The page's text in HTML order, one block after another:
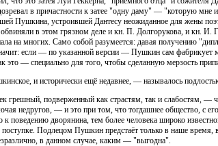
в причастности к затее "одну даму" — "которую мне
Пушкина, устроившей Дантесу неожиданное для жены
обвиняли в этом грязном деле и кн. П. Долгорукова, и кн. И.
на многих. Само собой разумеется: давая получению
если — по указанной версии — Пушкин сам фабрикует
это — специально для того, чтобы сделанную мерзость
и исторически ещё недавнее, — называлось
подверженный как страстям, так и слабостям, —
недругов, — и это при том, что тогдашнее общество, с
к поведению дворянина, тем более человека широко
Подлецом Пушкин предстаёт только в наше время,
в данном случае, каким — "выгодна".